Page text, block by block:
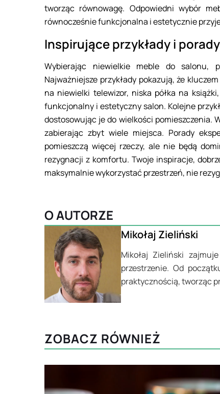
tworząc równowagę. Odpowiedni wybór
równocześnie funkcjonalna i estetycznie
Inspirujące przykłady i
Wybierając niewielkie meble do salonu,
Najważniejsze przykłady pokazują, że
na niewielki telewizor, niska półka na
funkcjonalny i estetyczny salon. Kolejne
dostosowując je do wielkości pomieszczenia.
zabierając zbyt wiele miejsca. Porady
pomieszczą więcej rzeczy, ale nie będą
rezygnacji z komfortu. Twoje inspiracje,
maksymalnie wykorzystać przestrzeń, nie
O AUTORZE
Mikołaj Zieliński
Mikołaj Zieliński
przestrzenie. Od
praktycznością, tworząc
ZOBACZ RÓWNIEŻ